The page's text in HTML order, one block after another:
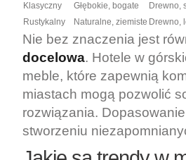
Klasyczny
Głębokie, bogate Drewno,
Rustykalny
Naturalne, ziemiste Drewno,
Nie bez znaczenia jest
docelowa. Hotele w
meble, które zapewnią
miastach mogą pozwolić
rozwiązania.
stworzeniu